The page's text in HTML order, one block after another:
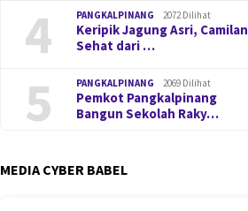
4 PANGKALPINANG 2072 Dilihat
Keripik Jagung Asri, Camilan
Sehat dari …
5 PANGKALPINANG 2069 Dilihat
Pemkot Pangkalpinang
Bangun Sekolah Raky…
MEDIA CYBER BABEL